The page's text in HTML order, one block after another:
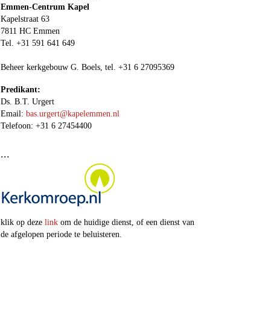
Emmen-Centrum Kapel
Kapelstraat 63
7811 HC Emmen
Tel. +31 591 641 649
Beheer kerkgebouw G. Boels, tel. +31 6 27095369
Predikant:
Ds. B.T. Urgert
Email:bas.urgert@kapelemmen.nl
Telefoon: +31 6 27454400
...
klik op dezelink om de huidige dienst, of een dienst van
de afgelopen periode te beluisteren.